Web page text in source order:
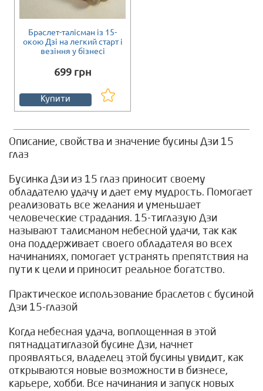
Браслет-талісман із 15-
окою Дзі на легкий старт і
везіння у бізнесі
699 грн
Купити
Описание, свойства и значение бусины Дзи 15
глаз
Бусинка Дзи из 15 глаз приносит своему
обладателю удачу и дает ему мудрость. Помогает
реализовать все желания и уменьшает
человеческие страдания. 15-тиглазую Дзи
называют талисманом небесной удачи, так как
она поддерживает своего обладателя во всех
начинаниях, помогает устранять препятствия на
пути к цели и приносит реальное богатство.
Практическое использование браслетов с бусиной
Дзи 15-глазой
Когда небесная удача, воплощенная в этой
пятнадцатиглазой бусине Дзи, начнет
проявляться, владелец этой бусины увидит, как
открываются новые возможности в бизнесе,
карьере, хобби. Все начинания и запуск новых